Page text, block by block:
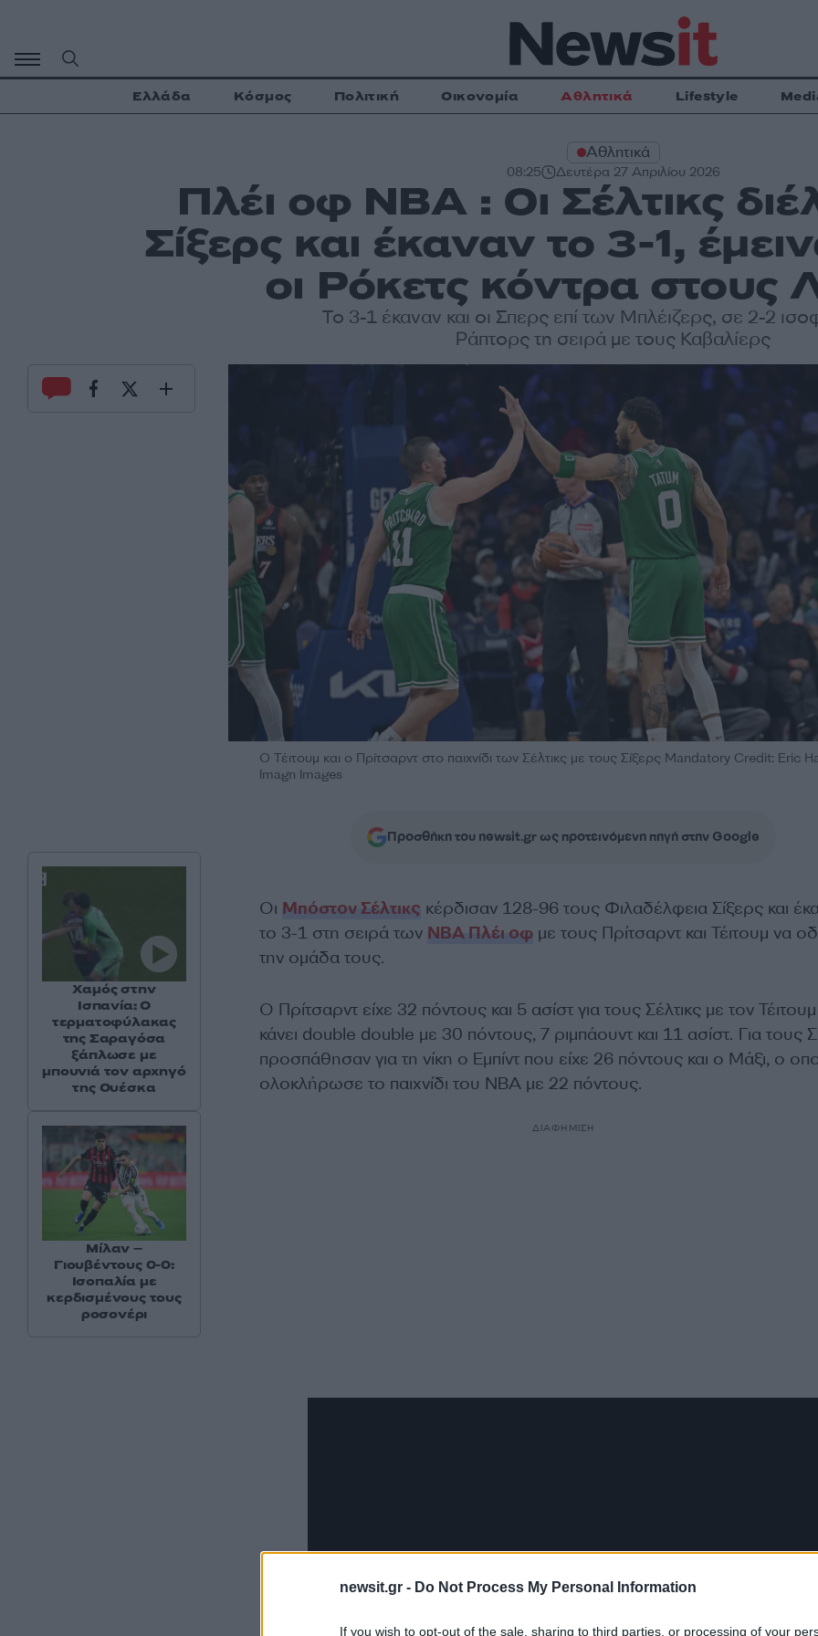
newsit.gr - Do Not Process My Personal Information
If you wish to opt-out of the sale, sharing to third parties, or processing of your
περιεχόμενο
Ελλάδα Κόσμος Πολιτική Οικονομία Αθλητικά Lifestyle
Αθλητικά
08:25 Δευτέρα 27 Απριλίου 2026
Πλέι οφ NBA : Οι Σέλτικς
Σίξερς και έκαναν το 3-1,
οι Ρόκετς κόντρα στους
Το 3-1 έκαναν και οι Σπερς επί των Μπλέιζερς, σε 2-2
Ράπτορς τη σειρά με τους Καβαλίερς
Ο Τέιτουμ και ο Πρίτσαρντ στο παιχνίδι των Σέλτικς με τους Σίξερς Mandatory Credit: Eric
Imagn Images
Προσθήκη του newsit.gr ως προτεινόμενη πηγή στην Google
Οι Μπόστον Σέλτικς κέρδισαν 128-96 τους Φιλαδέλφεια Σίξερς και
το 3-1 στη σειρά των NBA Πλέι οφμε τους Πρίτσαρντ και Τέιτουμ να
την ομάδα τους.
Ο Πρίτσαρντ είχε 32 πόντους και 5 ασίστ για τους Σέλτικς με τον
κάνει double double με 30 πόντους, 7 ριμπάουντ και 11 ασίστ. Για τους
προσπάθησαν για τη νίκη ο Εμπίντ που είχε 26 πόντους και ο Μάξι, ο
ολοκλήρωσε το παιχνίδι του NBA με 22 πόντους.
ΔΙΑΦΗΜΙΣΗ
Χαμός στην
Ισπανία: Ο
τερματοφύλακας
της Σαραγόσα
ξάπλωσε με
μπουνιά τον αρχηγό
της Ουέσκα
Μίλαν –
Γιουβέντους 0-0:
Ισοπαλία με
κερδισμένους τους
ροσονέρι